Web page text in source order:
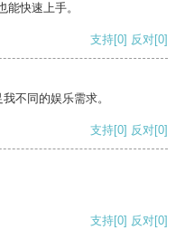
快速上手。
支持[0] 反对[0]
不同的娱乐需求。
支持[0] 反对[0]
支持[0] 反对[0]